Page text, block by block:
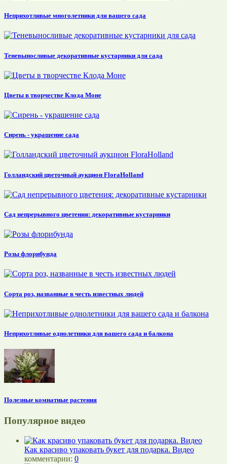
Неприхотливые многолетники для вашего сада
Теневыносливые декоративные кустарники для сада
Цветы в творчестве Клода Моне
Сирень - украшение сада
Голландский цветочный аукцион FloraHolland
Сад непрерывного цветения: декоративные кустарники
Розы флорибунда
Сорта роз, названные в честь известных людей
Неприхотливые однолетники для вашего сада и балкона
Полезные комнатные растения
Популярное видео
Как красиво упаковать букет для подарка. Видео
комментарии: 0